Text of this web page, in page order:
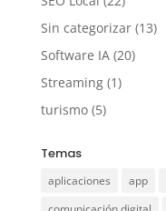
Sin categorizar(13)
Software IA(20)
Streaming(1)
turismo(5)
Temas
aplicaciones app